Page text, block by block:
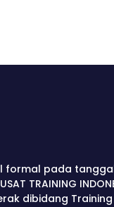
formal pada
TRAINING
dibidang Training